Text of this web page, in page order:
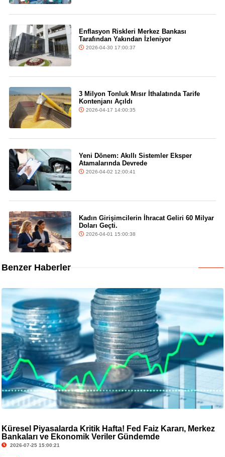
Enflasyon Riskleri Merkez Bankası
Tarafından Yakından İzleniyor
2026-04-30 17:00:37
3 Milyon Tonluk Mısır İthalatında Tarife
Kontenjanı Açıldı
2026-04-17 14:00:35
Yeni Dönem: Akıllı Sistemler Eksper
Atamalarında Devrede
2026-04-02 12:00:41
Kadın Girişimcilerin İhracat Geliri 60 Milyar
Doları Geçti.
2026-04-01 15:00:38
Benzer Haberler
Küresel Piyasalarda Kritik Hafta! Fed Faiz Kararı, Merkez
Bankaları ve Ekonomik Veriler Gündemde
2026-07-25 15:00:21